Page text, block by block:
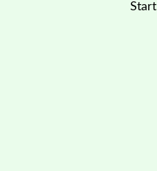
Start